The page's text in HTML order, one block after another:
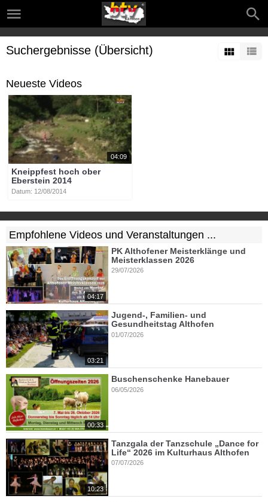
Suchergebnisse (Übersicht)
Neueste Videos
04:09
Kneippfest hoch ober
Eberstein 2014
Datum: 12/08/2014
Empfohlene Videos und Veranstaltungen ...
04:17
PK Althofener Meisterklänge und
Meisterklassen 2026
29/07/2026
03:21
Jugend-, Familien- und
Gesundheitstag Althofen
01/07/2026
00:33
Buschenschenke Hanebauer
06/05/2026
10:23
Tanzgala der Tanzschule „Dance for
Life“ 2026 im Kulturhaus Althofen
07/07/2026